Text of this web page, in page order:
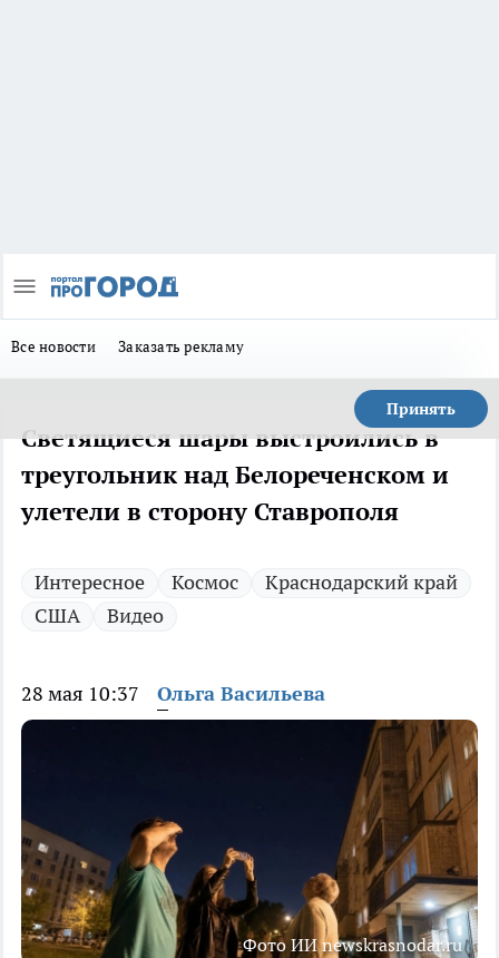
Все новости Заказать рекламу
Принять
Светящиеся шары выстроились в
треугольник над Белореченском и
улетели в сторону Ставрополя
Интересное Космос
Краснодарский край
США
Видео
28 мая 10:37 Ольга Васильева
Фото ИИ newskrasnodar.ru